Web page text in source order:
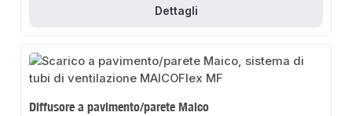
Dettagli
Diffusore a pavimento/parete Maico